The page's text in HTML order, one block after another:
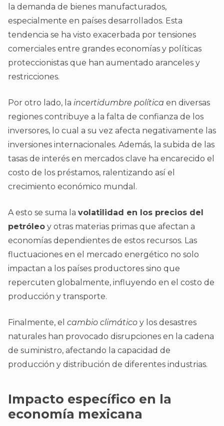
la demanda de bienes manufacturados,
especialmente en países desarrollados. Esta
tendencia se ha visto exacerbada por tensiones
comerciales entre grandes economías y políticas
proteccionistas que han aumentado aranceles y
restricciones.
Por otro lado, la incertidumbre política en diversas
regiones contribuye a la falta de confianza de los
inversores, lo cual a su vez afecta negativamente las
inversiones internacionales. Además, la subida de las
tasas de interés en mercados clave ha encarecido el
costo de los préstamos, ralentizando así el
crecimiento económico mundal.
A esto se suma la volatilidad en los precios del
petróleo y otras materias primas que afectan a
economías dependientes de estos recursos. Las
fluctuaciones en el mercado energético no solo
impactan a los países productores sino que
repercuten globalmente, influyendo en el costo de
producción y transporte.
Finalmente, el cambio climático y los desastres
naturales han provocado disrupciones en la cadena
de suministro, afectando la capacidad de
producción y distribución de diferentes industrias.
Impacto específico en la
economía mexicana